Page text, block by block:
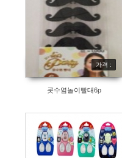
가격 :
콧수염놀이빨대6p